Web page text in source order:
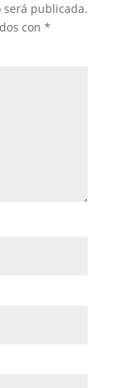
publicada.
con *